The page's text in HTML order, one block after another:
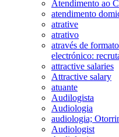
Atendimento ao
atendimento
atrative
atrativo
através de
electrónico:
attractive salaries
Attractive salary
atuante
Audilogista
Audiologia
audiologia;
Audiologist